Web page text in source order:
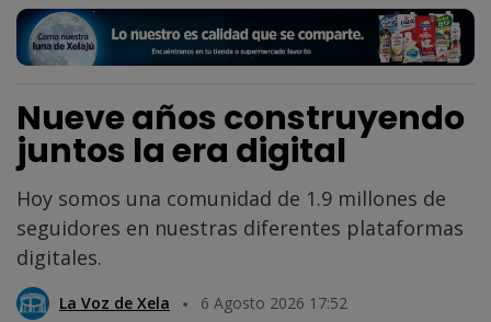
Nueve años construyendo
juntos la era digital
Hoy somos una comunidad de 1.9 millones de
seguidores en nuestras diferentes plataformas
digitales.
La Voz de Xela 6 Agosto 2026 17:52